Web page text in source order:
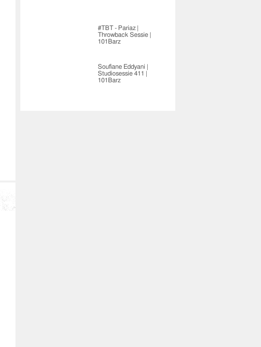
#TBT - Pariaz |
Throwback Sessie |
101Barz
Soufiane Eddyani |
Studiosessie 411 |
101Barz